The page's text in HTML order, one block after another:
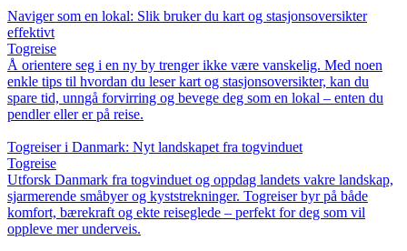
Naviger som en lokal: Slik bruker du kart og stasjonsoversikter
effektivt
Togreise
Å orientere seg i en ny by trenger ikke være vanskelig. Med noen
enkle tips til hvordan du leser kart og stasjonsoversikter, kan du
spare tid, unngå forvirring og bevege deg som en lokal – enten du
pendler eller er på reise.
Togreiser i Danmark: Nyt landskapet fra togvinduet
Togreise
Utforsk Danmark fra togvinduet og oppdag landets vakre landskap,
sjarmerende småbyer og kyststrekninger. Togreiser byr på både
komfort, bærekraft og ekte reiseglede – perfekt for deg som vil
oppleve mer underveis.